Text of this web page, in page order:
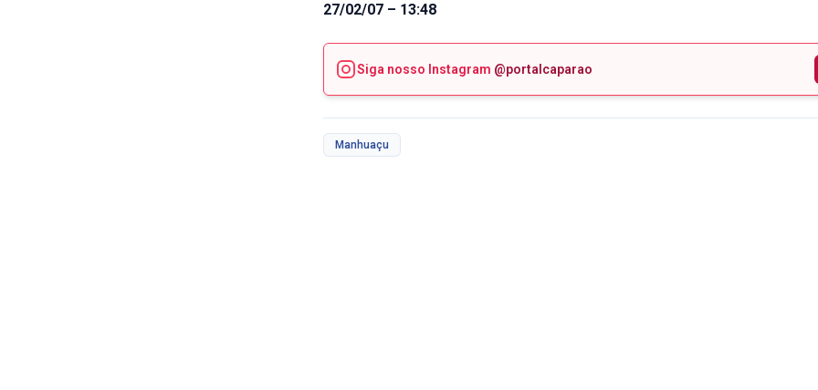
27/02/07 – 13:48
Siga nosso Instagram @portalcaparao
Manhuaçu